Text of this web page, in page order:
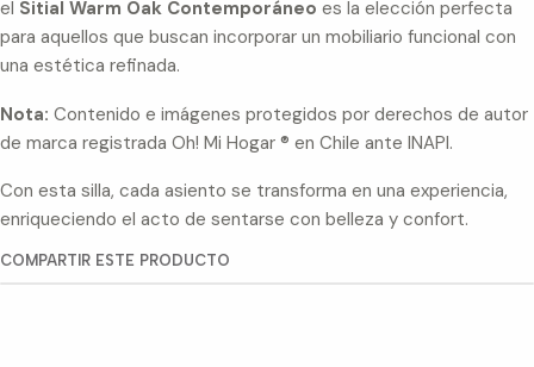
el Sitial Warm Oak Contemporáneo es la elección perfecta
para aquellos que buscan incorporar un mobiliario funcional con
una estética refinada.
Nota: Contenido e imágenes protegidos por derechos de autor
de marca registrada Oh! Mi Hogar ® en Chile ante INAPI.
Con esta silla, cada asiento se transforma en una experiencia,
enriqueciendo el acto de sentarse con belleza y confort.
COMPARTIR ESTE PRODUCTO